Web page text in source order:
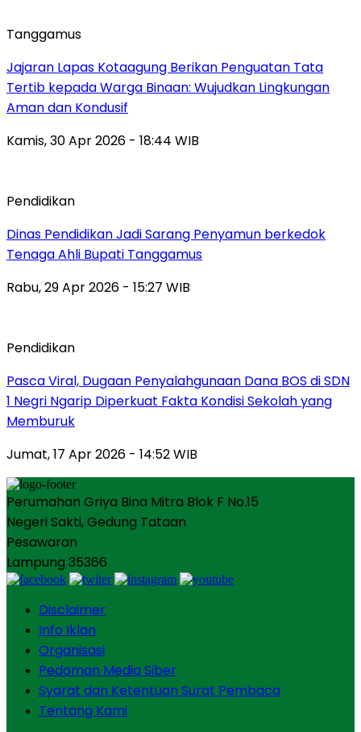
Tanggamus
Jajaran Lapas Kotaagung Berikan Penguatan Tata
Tertib kepada Warga Binaan: Wujudkan Lingkungan
Aman dan Kondusif
Kamis, 30 Apr 2026 - 18:44 WIB
Pendidikan
Dinas Pendidikan Jadi Sarang Penyamun berkedok
Tenaga Ahli Bupati Tanggamus
Rabu, 29 Apr 2026 - 15:27 WIB
Pendidikan
Pasca Viral, Dugaan Penyalahgunaan Dana BOS di SDN
1 Negri Ngarip Diperkuat Fakta Kondisi Sekolah yang
Memburuk
Jumat, 17 Apr 2026 - 14:52 WIB
Perumahan Griya Bina Mitra Blok F No.15
Negeri Sakti, Gedung Tataan
Pesawaran
Lampung 35366
Disclaimer
Info Iklan
Organisasi
Pedoman Media Siber
Syarat dan Ketentuan Surat Pembaca
Tentang Kami